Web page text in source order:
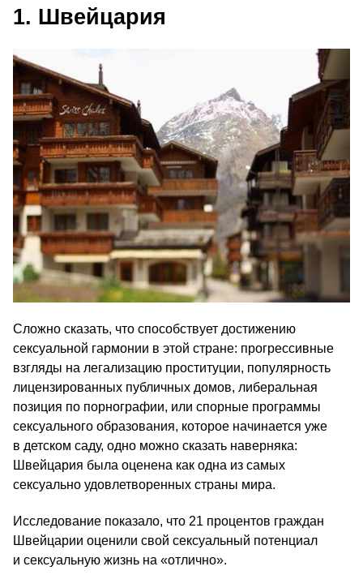
1. Швейцария
Сложно сказать, что способствует достижению
сексуальной гармонии в этой стране: прогрессивные
взгляды на легализацию проституции, популярность
лицензированных публичных домов, либеральная
позиция по порнографии, или спорные программы
сексуального образования, которое начинается уже
в детском саду, одно можно сказать наверняка:
Швейцария была оценена как одна из самых
сексуально удовлетворенных страны мира.
Исследование показало, что 21 процентов граждан
Швейцарии оценили свой сексуальный потенциал
и сексуальную жизнь на «отлично».